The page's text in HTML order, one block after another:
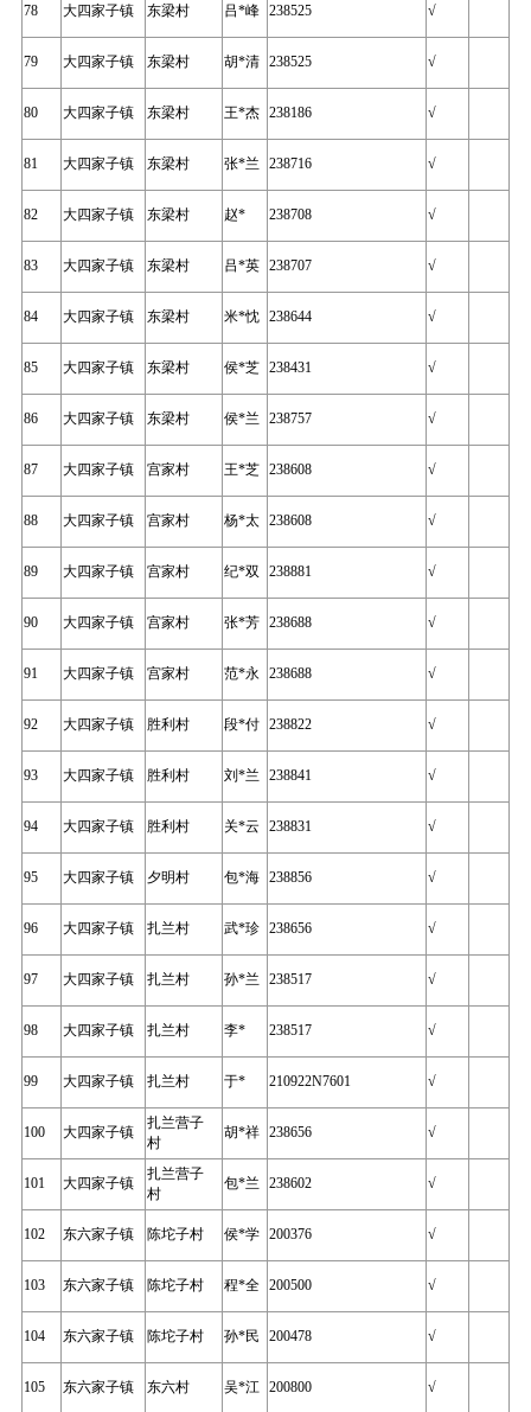
78 大四家子镇 东梁村 吕*峰 238525 √
79 大四家子镇 东梁村 胡*清 238525 √
80 大四家子镇 东梁村 王*杰 238186 √
81 大四家子镇 东梁村 张*兰 238716 √
82 大四家子镇 东梁村 赵* 238708 √
83 大四家子镇 东梁村 吕*英 238707 √
84 大四家子镇 东梁村 米*忱 238644 √
85 大四家子镇 东梁村 侯*芝 238431 √
86 大四家子镇 东梁村 侯*兰 238757 √
87 大四家子镇 宫家村 王*芝 238608 √
88 大四家子镇 宫家村 杨*太 238608 √
89 大四家子镇 宫家村 纪*双 238881 √
90 大四家子镇 宫家村 张*芳 238688 √
91 大四家子镇 宫家村 范*永 238688 √
92 大四家子镇 胜利村 段*付 238822 √
93 大四家子镇 胜利村 刘*兰 238841 √
94 大四家子镇 胜利村 关*云 238831 √
95 大四家子镇 夕明村 包*海 238856 √
96 大四家子镇 扎兰村 武*珍 238656 √
97 大四家子镇 扎兰村 孙*兰 238517 √
98 大四家子镇 扎兰村 李* 238517 √
99 大四家子镇 扎兰村 于* 210922N7601 √
100 大四家子镇
扎兰营子
村
胡*祥 238656 √
101 大四家子镇
扎兰营子
村
包*兰 238602 √
102 东六家子镇 陈坨子村 侯*学 200376 √
103 东六家子镇 陈坨子村 程*全 200500 √
104 东六家子镇 陈坨子村 孙*民 200478 √
105 东六家子镇 东六村 吴*江 200800 √